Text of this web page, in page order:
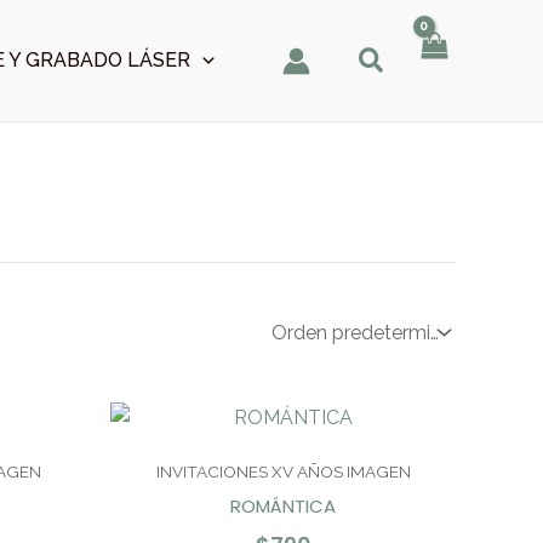
Y GRABADO LÁSER
INVITACIONES XV AÑOS IMAGEN
ROMÁNTICA